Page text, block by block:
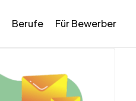
Berufe Für Bewerber